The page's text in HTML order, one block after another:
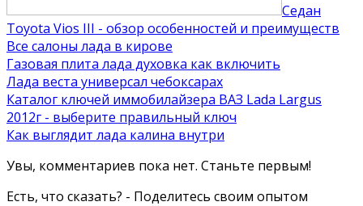
Седан
Toyota Vios III - обзор особенностей и преимуществ
Все салоны лада в кирове
Газовая плита лада духовка как включить
Лада веста универсал чебоксарах
Каталог ключей иммобилайзера ВАЗ Lada Largus
2012г - выберите правильный ключ
Как выглядит лада калина внутри
Увы, комментариев пока нет. Станьте первым!
Есть, что сказать? - Поделитесь своим опытом